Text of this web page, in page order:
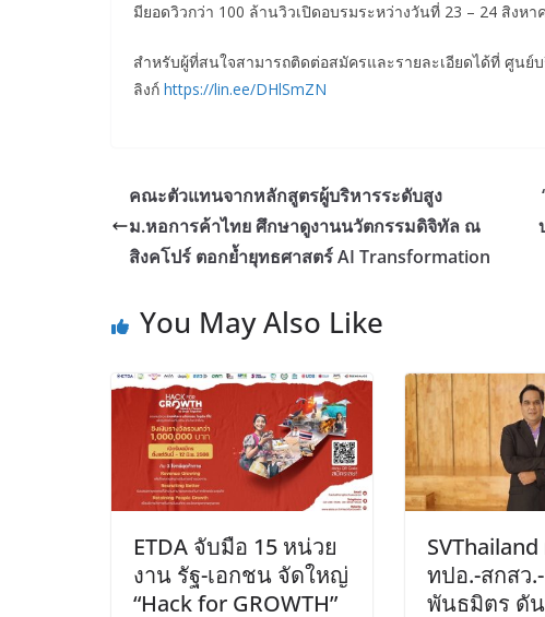
มียอดวิวกว่า 100 ล้านวิวเปิดอบรมระหว่างวันที่ 23 – 24 สิง
สำหรับผู้ที่สนใจสามารถติดต่อสมัครและรายละเอียดได้ที่ ศูนย์
ลิงก์ https://lin.ee/DHlSmZN
คณะตัวแทนจากหลักสูตรผู้บริหารระดับสูง
ม.หอการค้าไทย ศึกษาดูงานนวัตกรรมดิจิทัล ณ
สิงคโปร์ ตอกย้ำยุทธศาสตร์ AI Transformation
You May Also Like
ETDA จับมือ 15 หน่วย
งาน รัฐ-เอกชน จัดใหญ่
“Hack for GROWTH”
ทปอ.-สกสว
พันธมิตร ดั